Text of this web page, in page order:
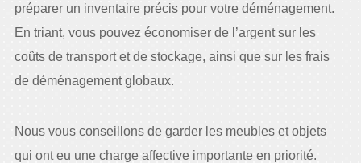
préparer un inventaire précis pour votre déménagement.
En triant, vous pouvez économiser de l’argent sur les
coûts de transport et de stockage, ainsi que sur les frais
de déménagement globaux.
Nous vous conseillons de garder les meubles et objets
qui ont eu une charge affective importante en priorité.